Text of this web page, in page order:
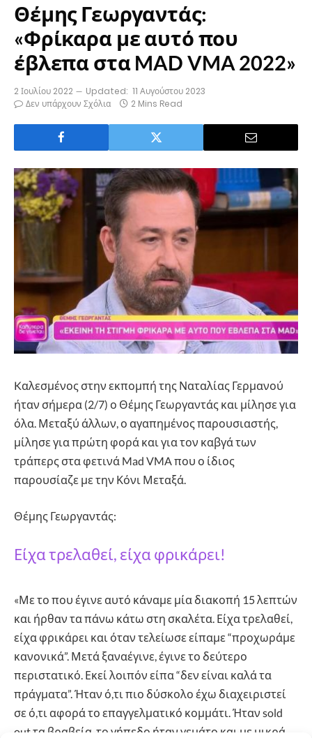
Θέμης Γεωργαντάς:
«Φρίκαρα με αυτό που
έβλεπα στα MAD VMA 2022»
2 Ιουλίου 2022 Updated: 11 Αυγούστου 2023
Δεν υπάρχουν Σχόλια
2 Mins Read
Kαλεσμένος στην εκπομπή της Ναταλίας Γερμανού
ήταν σήμερα (2/7) ο Θέμης Γεωργαντάς και μίλησε για
όλα. Μεταξύ άλλων, ο αγαπημένος παρουσιαστής,
μίλησε για πρώτη φορά και για τον καβγά των
τράπερς στα φετινά Mad VMA που ο ίδιος
παρουσίαζε με την Κόνι Μεταξά.
Θέμης Γεωργαντάς:
Είχα τρελαθεί, είχα φρικάρει!
«Με το που έγινε αυτό κάναμε μία διακοπή 15 λεπτών
και ήρθαν τα πάνω κάτω στη σκαλέτα. Είχα τρελαθεί,
είχα φρικάρει και όταν τελείωσε είπαμε “προχωράμε
κανονικά”. Μετά ξαναέγινε, έγινε το δεύτερο
περιστατικό. Εκεί λοιπόν είπα “δεν είναι καλά τα
πράγματα”. Ήταν ό,τι πιο δύσκολο έχω διαχειριστεί
σε ό,τι αφορά το επαγγελματικό κομμάτι. Ήταν sold
out τα βραβεία, το γήπεδο ήταν γεμάτο και με μικρά